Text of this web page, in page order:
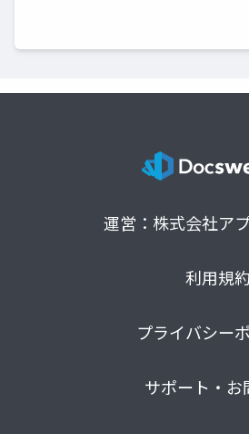
運営：株式会社ア
利用規約
プライバシー
サポート・お